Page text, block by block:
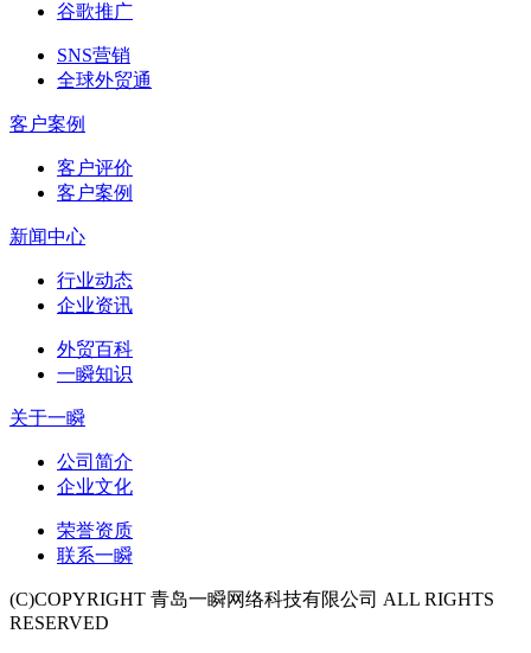
谷歌推广
SNS营销
全球外贸通
客户案例
客户评价
客户案例
新闻中心
行业动态
企业资讯
外贸百科
一瞬知识
关于一瞬
公司简介
企业文化
荣誉资质
联系一瞬
(C)COPYRIGHT 青岛一瞬网络科技有限公司 ALL RIGHTS
RESERVED